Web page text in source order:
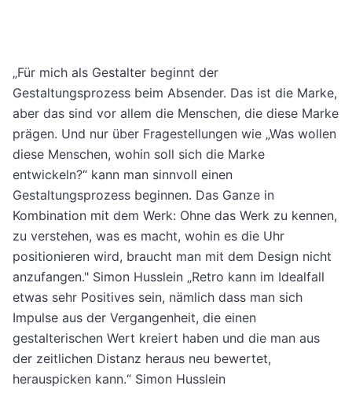
„Für mich als Gestalter beginnt der
Gestaltungsprozess beim Absender. Das ist die Marke,
aber das sind vor allem die Menschen, die diese Marke
prägen. Und nur über Fragestellungen wie „Was wollen
diese Menschen, wohin soll sich die Marke
entwickeln?“ kann man sinnvoll einen
Gestaltungsprozess beginnen. Das Ganze in
Kombination mit dem Werk: Ohne das Werk zu kennen,
zu verstehen, was es macht, wohin es die Uhr
positionieren wird, braucht man mit dem Design nicht
anzufangen." Simon Husslein „Retro kann im Idealfall
etwas sehr Positives sein, nämlich dass man sich
Impulse aus der Vergangenheit, die einen
gestalterischen Wert kreiert haben und die man aus
der zeitlichen Distanz heraus neu bewertet,
herauspicken kann.“ Simon Husslein